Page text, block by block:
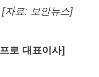
자료: 보안뉴스]
로 대표이사]